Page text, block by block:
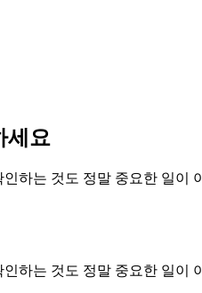
세요
하는 것도 정말 중요한 일이
하는 것도 정말 중요한 일이